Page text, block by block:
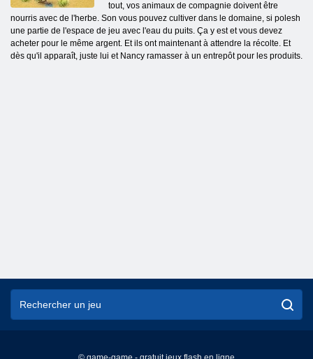
tout, vos animaux de compagnie doivent être
nourris avec de l'herbe. Son vous pouvez cultiver dans le domaine, si polesh
une partie de l'espace de jeu avec l'eau du puits. Ça y est et vous devez
acheter pour le même argent. Et ils ont maintenant à attendre la récolte. Et
dès qu'il apparaît, juste lui et Nancy ramasser à un entrepôt pour les produits.